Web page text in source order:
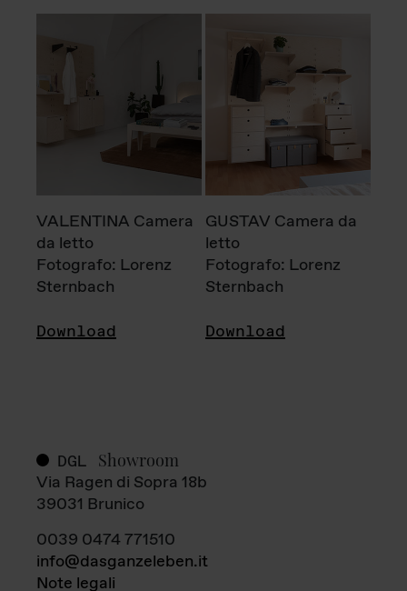
VALENTINA Camera
da letto
Fotografo: Lorenz
Sternbach
Download
GUSTAV Camera da
letto
Fotografo: Lorenz
Sternbach
Download
DGL Showroom
Via Ragen di Sopra 18b
39031 Brunico
0039 0474 771510
info@dasganzeleben.it
Note legali